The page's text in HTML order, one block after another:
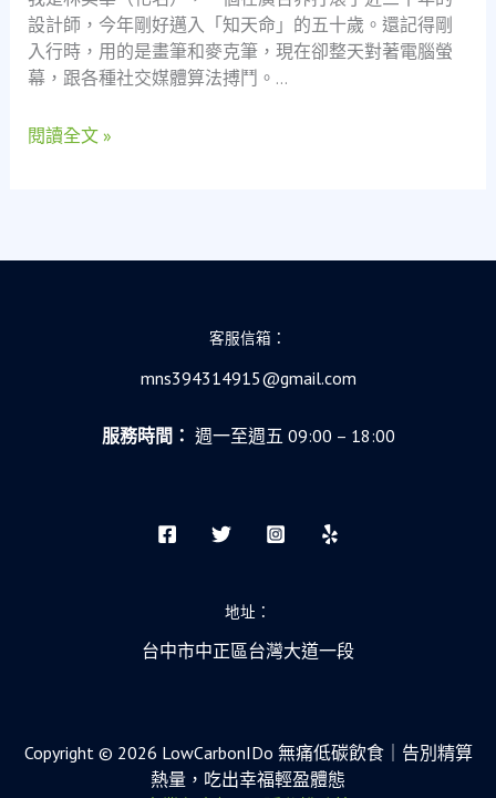
設計師，今年剛好邁入「知天命」的五十歲。還記得剛
入行時，用的是畫筆和麥克筆，現在卻整天對著電腦螢
幕，跟各種社交媒體算法搏鬥。…
幽
默
趨
觀
察：
創
閱讀全文 »
客服信箱：
mns394314915@gmail.com
服務時間： 週一至週五 09:00 – 18:00
地址：
台中市中正區台灣大道一段
Copyright © 2026 LowCarbonIDo 無痛低碳飲食｜告別精算
熱量，吃出幸福輕盈體態